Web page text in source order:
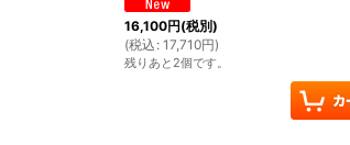
16,100円(税別)
(税込 : 17,710円)
残りあと2個です。